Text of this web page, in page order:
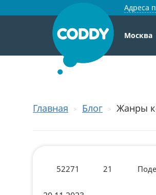
Адреса
Москва
Главная Блог Жанры
52271 21